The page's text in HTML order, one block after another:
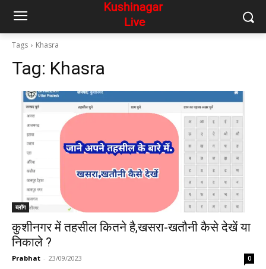
Tags Khasra
Tag: Khasra
ब्लॉग
कुशीनगर में तहसील कितने है,खसरा-खतौनी कैसे देखें या
निकाले ?
Prabhat - 23/09/2023 0